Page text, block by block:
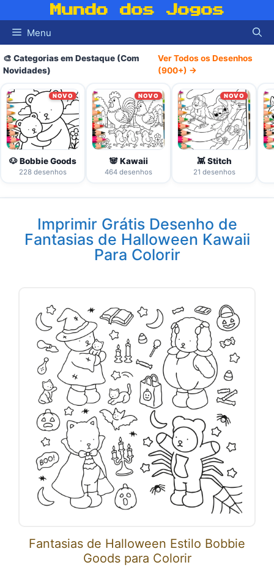
para
conteúdo
Mundo dos Jogos
Menu
🎨 Categorias em Destaque (Com
Novidades)
Ver Todos os Desenhos
(900+) →
NOVO
🐶 Bobbie Goods
228 desenhos
NOVO
🐼 Kawaii
464 desenhos
NOVO
👾 Stitch
21 desenhos
Imprimir Grátis Desenho de
Fantasias de Halloween Kawaii
Para Colorir
Fantasias de Halloween Estilo Bobbie
Goods para Colorir